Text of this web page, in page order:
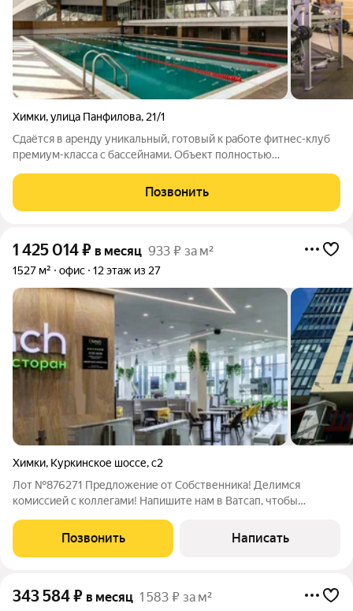
Химки,улица Панфилова, 21/1
Сдаётся в аренду уникальный, готовый к работе фитнес-клуб
премиум-класса с бассейнами. Объект полностью
начать бизнес после заключения договора.Ключевые
преимущества объекта: Отличная локация:
Позвонить
1 425 014₽ в месяц 933 ₽ за м²
1527 м² офис 12 этаж из 27
Химки, Куркинское шоссе,с2
Лот №876271 Предложение от Собственника! Делимся
комиссией с коллегами! Напишите нам в Ватсап, чтобы
ФОТОГРАФИЯМИ! Предлагаем уникальный офис в бизнес-
центре Aero City! Это пространство в состоянии
Позвонить Написать
343 584₽ в месяц 1 583 ₽ за м²